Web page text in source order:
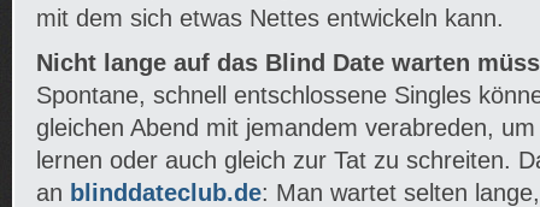
mit dem sich etwas Nettes entwickeln kann.
Nicht lange auf das Blind Date warten
Spontane, schnell entschlossene Singles
gleichen Abend mit jemandem verabreden,
lernen oder auch gleich zur Tat zu schreiten.
an blinddateclub.de: Man wartet selten